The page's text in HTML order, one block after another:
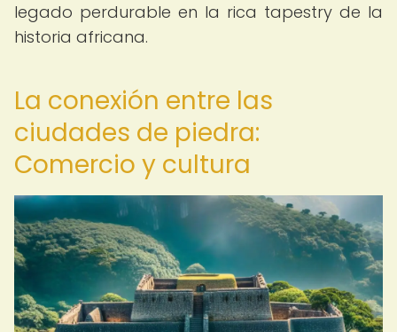
legado perdurable en la rica tapestry de la
historia africana.
La conexión entre las
ciudades de piedra:
Comercio y cultura